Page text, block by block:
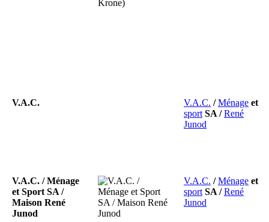
V.A.C. V.A.C. /Ménage et
sport SA /René
Junod
V.A.C. / Ménage
et Sport SA /
Maison René
Junod
V.A.C. /Ménage et
sport SA /René
Junod